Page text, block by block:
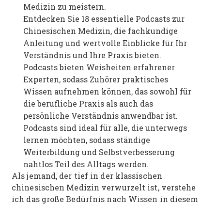
Medizin zu meistern.
Entdecken Sie 18 essentielle Podcasts zur
Chinesischen Medizin, die fachkundige
Anleitung und wertvolle Einblicke für Ihr
Verständnis und Ihre Praxis bieten.
Podcasts bieten Weisheiten erfahrener
Experten, sodass Zuhörer praktisches
Wissen aufnehmen können, das sowohl für
die berufliche Praxis als auch das
persönliche Verständnis anwendbar ist.
Podcasts sind ideal für alle, die unterwegs
lernen möchten, sodass ständige
Weiterbildung und Selbstverbesserung
nahtlos Teil des Alltags werden.
Als jemand, der tief in der klassischen
chinesischen Medizin verwurzelt ist, verstehe
ich das große Bedürfnis nach Wissen in diesem